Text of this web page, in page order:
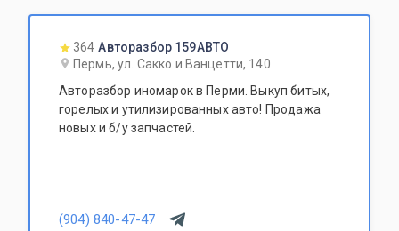
364 Авторазбор 159АВТО
Пермь, ул. Сакко и Ванцетти, 140
Авторазбор иномарок в Перми. Выкуп битых,
горелых и утилизированных авто! Продажа
новых и б/у запчастей.
(904) 840-47-47